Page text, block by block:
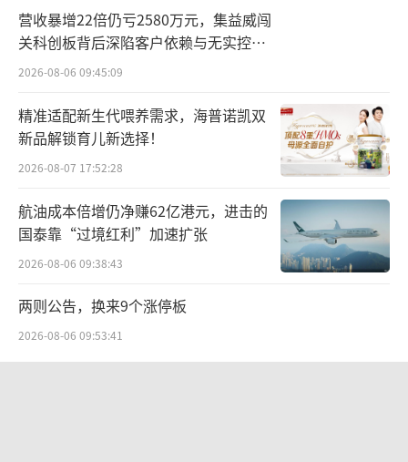
厚望的新流量密码。
02
国内景区对“宠物友好”如此热衷，实在
是缺流量缺怕了。
众所周知，这两年国内景区举步维
艰，“二八效应”导致流量分配严重失衡，2
0%的头部景区占据80%的流量，80%的中小景
不仅如此，一度百试不爽的引流大招“免
门票”，也在过于频繁的出招之下，疲态尽
营收暴增22倍仍亏2580万元，集益威闯
关科创板背后深陷客户依赖与无实控人
困局
2026-08-06 09:45:09
精准适配新生代喂养需求，海普诺凯双
新品解锁育儿新选择！
2026-08-07 17:52:28
航油成本倍增仍净赚62亿港元，进击的
国泰靠“过境红利”加速扩张
2026-08-06 09:38:43
两则公告，换来9个涨停板
2026-08-06 09:53:41